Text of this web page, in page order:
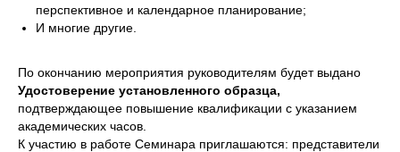
перспективное и календарное планирование;
И многие другие.
По окончанию мероприятия руководителям будет выдано
Удостоверение установленного образца,
подтверждающее повышение квалификации с указанием
академических часов.
К участию в работе Семинара приглашаются: представители